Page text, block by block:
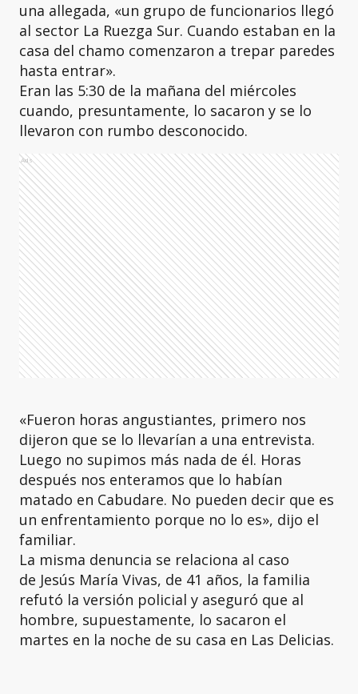
una allegada, «un grupo de funcionarios llegó
al sector La Ruezga Sur. Cuando estaban en la
casa del chamo comenzaron a trepar paredes
hasta entrar».
Eran las 5:30 de la mañana del miércoles
cuando, presuntamente, lo sacaron y se lo
llevaron con rumbo desconocido.
Ads
«Fueron horas angustiantes, primero nos
dijeron que se lo llevarían a una entrevista.
Luego no supimos más nada de él. Horas
después nos enteramos que lo habían
matado en Cabudare. No pueden decir que es
un enfrentamiento porque no lo es», dijo el
familiar.
La misma denuncia se relaciona al caso
de Jesús María Vivas, de 41 años, la familia
refutó la versión policial y aseguró que al
hombre, supuestamente, lo sacaron el
martes en la noche de su casa en Las Delicias.